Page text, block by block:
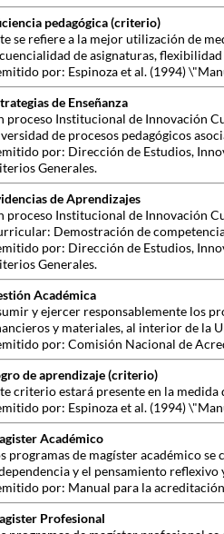
pedagógica (criterio)
se refiere a la mejor utilización de
de asignaturas,
por: Espinoza et al. (1994)
de Enseñanza
proceso Institucional de Innovación
de procesos pedagógicos
por: Dirección de Estudios,
Generales.
de Aprendizajes
proceso Institucional de Innovación
Demostración de
por: Dirección de Estudios,
Generales.
Académica
y ejercer responsablemente los
y materiales, al interior de la
por: Comisión Nacional de
de aprendizaje (criterio)
criterio estará presente en la
por: Espinoza et al. (1994)
Académico
programas de magíster académico
y el pensamiento reflexivo
por: Manual para la
Profesional